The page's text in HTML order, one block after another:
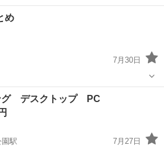
め
7月30日
その他
グ デスクトップ PC
駅
7月27日